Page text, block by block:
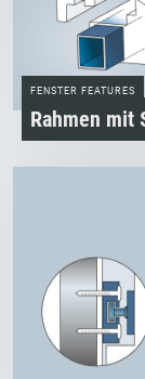
FENSTER FEATURES
Rahmen mit